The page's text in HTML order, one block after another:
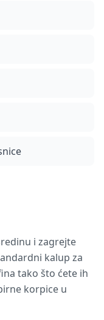
i zagrejte
kalup za
tako što ćete ih
korpice u